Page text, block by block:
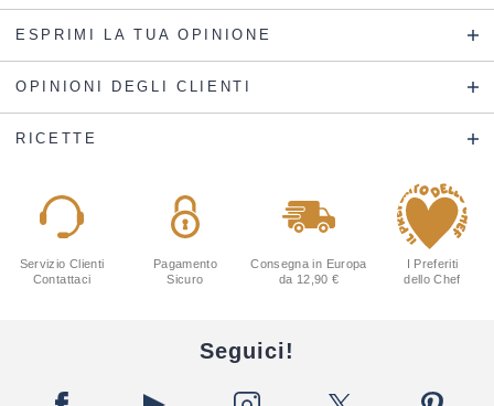
ESPRIMI LA TUA OPINIONE
OPINIONI DEGLI CLIENTI
RICETTE
Servizio Clienti
Contattaci
Pagamento
Sicuro
Consegna in Europa
da 12,90 €
I Preferiti
dello Chef
Seguici!